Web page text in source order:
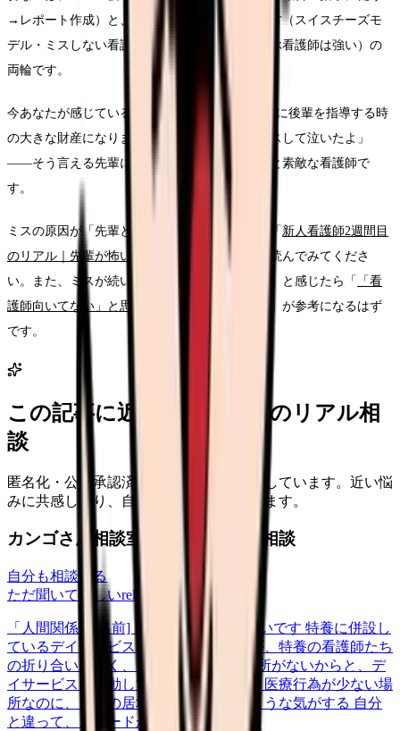
→レポート作成）と、自分を責めすぎない考え方（スイスチーズモ
デル・ミスしない看護師はいない・ミスから学ぶ看護師は強い）の
両輪です。
今あなたが感じている苦しみは、5年後、10年後に後輩を指導する時
の大きな財産になります。「私も新人の時にミスして泣いたよ」
——そう言える先輩になった時、あなたはきっと素敵な看護師で
す。
ミスの原因が「先輩との関係」にある場合は、「 新人看護師2週間目
のリアル｜先輩が怖い時の乗り越え方
」もぜひ読んでみてくださ
い。また、ミスが続いて「向いてないのかも…」と感じたら「
「看
護師向いてない」と思った時に読んでほしい話
」が参考になるはず
です。
この記事に近い看護師さんのリアル相
談
匿名化・公開承認済みの本音だけを表示しています。近い悩
みに共感したり、自分の状況を投稿できます。
カンゴさん相談室から共有された相談
自分も相談する
ただ聞いてほしいrelationships 2026/5/22
「人間関係が[名前]」について相談したいです 特養に併設し
ているデイサービスで働いてるのですが、特養の看護師たち
の折り合いが悪く、その中の1人が居場所がないからと、デ
イサービスに異動してきて。ただでさえ医療行為が少ない場
所なのに、自分の居場所がなくなったような気がする 自分
と違って、スピードが速いし…